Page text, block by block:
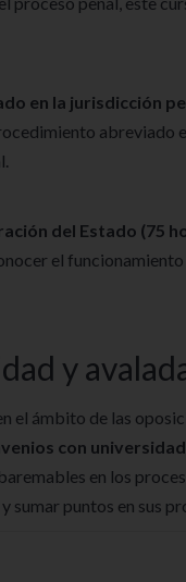
en la jurisdicción
abreviado
del Estado (75
el
y
el ámbito de las
con
en los
puntos en sus